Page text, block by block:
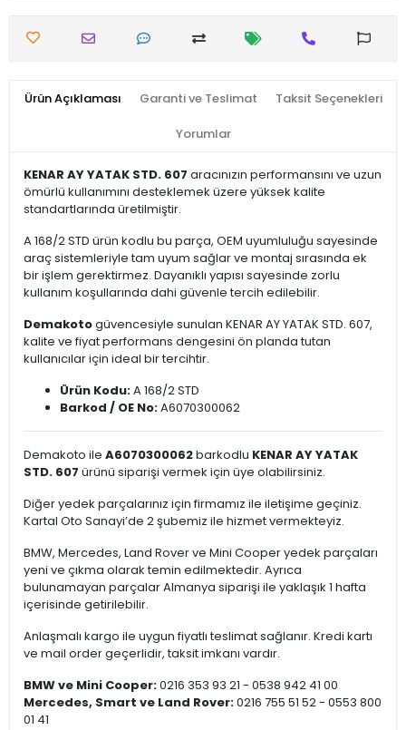
Ürün Açıklaması Garanti ve Teslimat Taksit Seçenekleri
Yorumlar
KENAR AY YATAK STD. 607 aracınızın performansını ve uzun
ömürlü kullanımını desteklemek üzere yüksek kalite
standartlarında üretilmiştir.
A 168/2 STD ürün kodlu bu parça, OEM uyumluluğu sayesinde
araç sistemleriyle tam uyum sağlar ve montaj sırasında ek
bir işlem gerektirmez. Dayanıklı yapısı sayesinde zorlu
kullanım koşullarında dahi güvenle tercih edilebilir.
Demakotogüvencesiyle sunulan KENAR AY YATAK STD. 607,
kalite ve fiyat performans dengesini ön planda tutan
kullanıcılar için ideal bir tercihtir.
Ürün Kodu:A 168/2 STD
Barkod / OE No:A6070300062
Demakoto ile A6070300062barkodlu KENAR AY YATAK
STD. 607 ürünü siparişi vermek için üye olabilirsiniz.
Diğer yedek parçalarınız için firmamız ile iletişime geçiniz.
Kartal Oto Sanayi’de 2 şubemiz ile hizmet vermekteyiz.
BMW, Mercedes, Land Rover ve Mini Cooper yedek parçaları
yeni ve çıkma olarak temin edilmektedir. Ayrıca
bulunamayan parçalar Almanya siparişi ile yaklaşık 1 hafta
içerisinde getirilebilir.
Anlaşmalı kargo ile uygun fiyatlı teslimat sağlanır. Kredi kartı
ve mail order geçerlidir, taksit imkanı vardır.
BMW ve Mini Cooper:0216 353 93 21 - 0538 942 41 00
Mercedes, Smart ve Land Rover:0216 755 51 52 - 0553 800
01 41